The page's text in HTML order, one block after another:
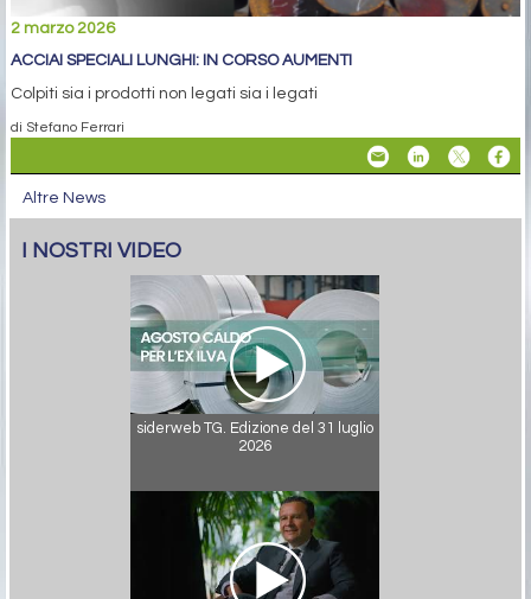
2 marzo 2026
ACCIAI SPECIALI LUNGHI: IN CORSO AUMENTI
Colpiti sia i prodotti non legati sia i legati
di Stefano Ferrari
Altre News
I NOSTRI VIDEO
siderweb TG. Edizione del 31 luglio
2026